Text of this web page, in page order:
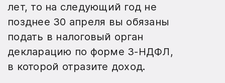
лет, то на следующий год не
позднее 30 апреля вы обязаны
подать в налоговый орган
декларацию по форме 3-НДФЛ,
в которой отразите доход.